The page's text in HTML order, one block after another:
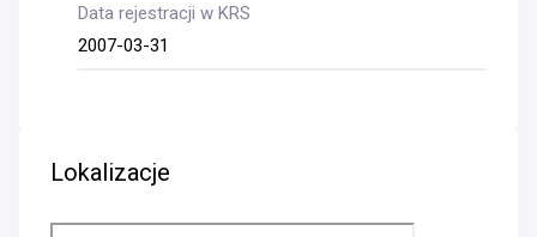
Data rejestracji w KRS
2007-03-31
Lokalizacje